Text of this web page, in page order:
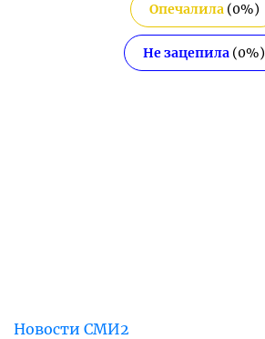
Опечалила(0%)
Не зацепила (0%)
Новости СМИ2